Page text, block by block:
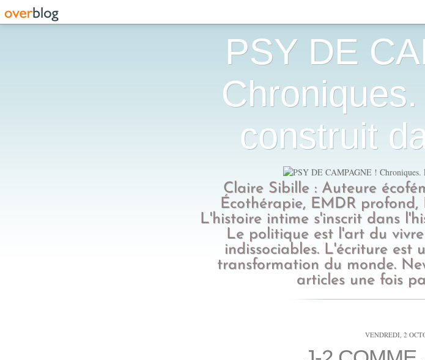
PSY DE
construit
Claire Sibille : Auteure
Écothérapie, EMDR
L'histoire intime s'inscrit dans
Le politique est l'art du
indissociables. L'écriture est
transformation du monde.
articles une fois
VENDREDI, 2